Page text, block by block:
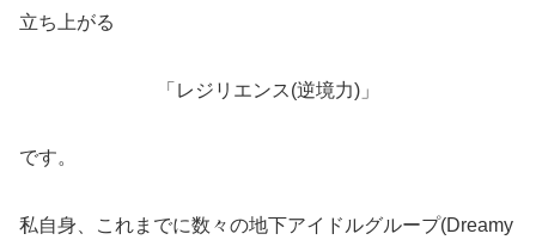
立ち上がる
「レジリエンス(逆境力)」
です。
私自身、これまでに数々の地下アイドルグループ(Dreamy